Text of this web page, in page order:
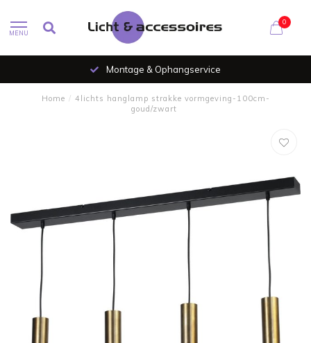
MENU
0
Montage & Ophangservice
Home / 4lichts hanglamp strakke vormgeving-100cm-
goud/zwart